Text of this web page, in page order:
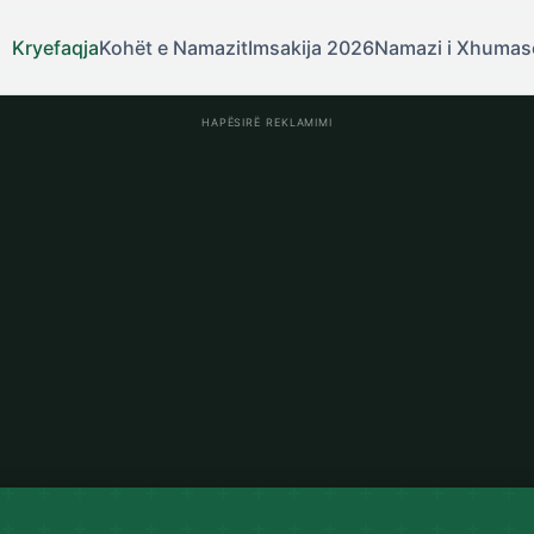
KryefaqjaKohët e NamazitImsakija 2026Namazi i
HAPËSIRË REKLAMIMI